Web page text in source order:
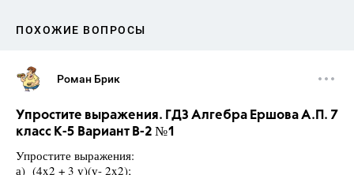
ПОХОЖИЕ ВОПРОСЫ
Роман Брик
Упростите выражения. ГДЗ Алгебра Ершова А.П. 7
класс К-5 Вариант В-2 №1
Упростите выражения:
а) (4x2 + 3 у)(у- 2x2);